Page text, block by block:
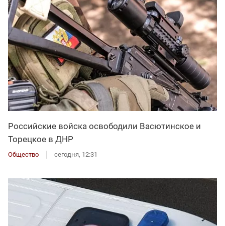
Российские войска освободили Васютинское и
Торецкое в ДНР
Общество сегодня, 12:31